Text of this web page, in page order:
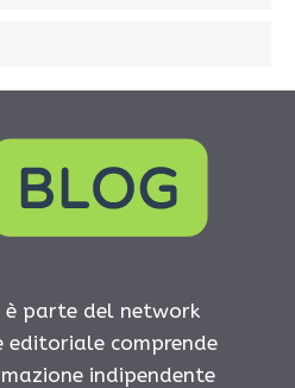
è parte del network
editoriale comprende
indipendente